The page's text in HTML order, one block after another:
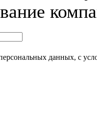
данных, с